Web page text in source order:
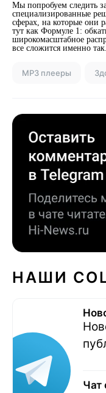
Мы попробуем следить
специализированные
сферах, на которые они
тут как Формуле 1:
широкомасштабное
все сложится именно так.
MP3 плееры
НАШИ
Чат